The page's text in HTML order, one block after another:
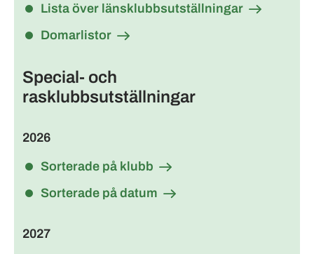
Lista över länsklubbsutställningar
Domarlistor
Special- och
rasklubbsutställningar
2026
Sorterade på klubb
Sorterade på datum
2027